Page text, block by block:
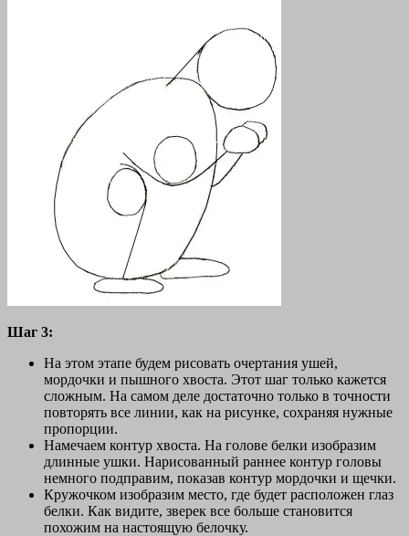
Шаг 3:
На этом этапе будем рисовать очертания ушей,
мордочки и пышного хвоста. Этот шаг только кажется
сложным. На самом деле достаточно только в точности
повторять все линии, как на рисунке, сохраняя нужные
пропорции.
Намечаем контур хвоста. На голове белки изобразим
длинные ушки. Нарисованный раннее контур головы
немного подправим, показав контур мордочки и щечки.
Кружочком изобразим место, где будет расположен глаз
белки. Как видите, зверек все больше становится
похожим на настоящую белочку.